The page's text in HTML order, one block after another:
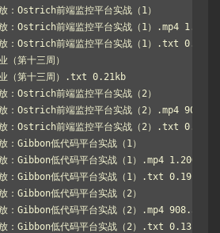
：Ostrich前端监控平台实战（1）
：Ostrich前端监控平台实战（1）.mp4 1.01G
：Ostrich前端监控平台实战（1）.txt 0.08kb
（第十三周）
（第十三周）.txt 0.21kb
：Ostrich前端监控平台实战（2）
：Ostrich前端监控平台实战（2）.mp4
：Ostrich前端监控平台实战（2）.txt 0.08kb
：Gibbon低代码平台实战（1）
Gibbon低代码平台实战（1）.mp4 1.20G
：Gibbon低代码平台实战（1）.txt 0.19kb
：Gibbon低代码平台实战（2）
Gibbon低代码平台实战（2）.mp4 908.51M
：Gibbon低代码平台实战（2）.txt 0.13kb